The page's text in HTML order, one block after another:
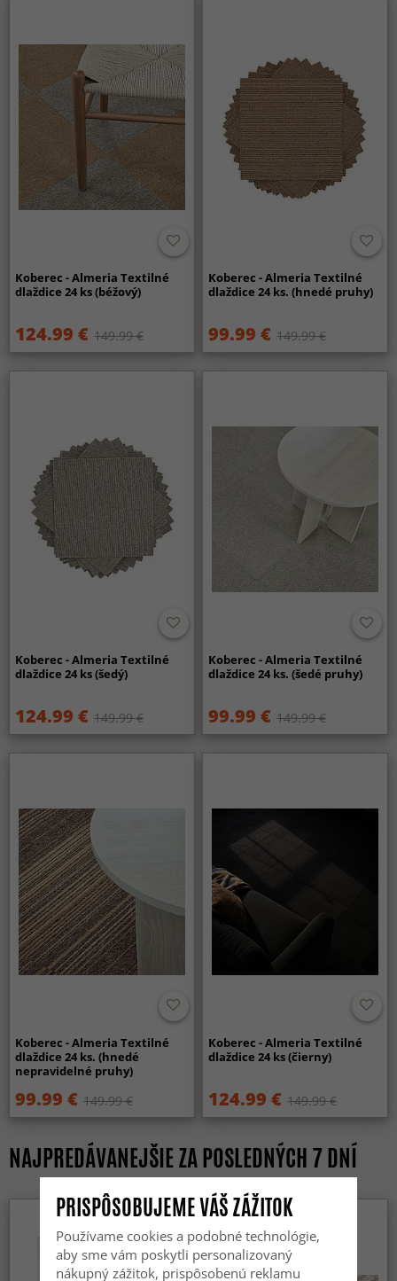
Koberec - Almeria Textilné
dlaždice 24 ks (béžový)
124.99 € 149.99 €
Koberec - Almeria Textilné
dlaždice 24 ks. (hnedé pruhy)
99.99 € 149.99 €
Koberec - Almeria Textilné
dlaždice 24 ks (šedý)
124.99 € 149.99 €
Koberec - Almeria Textilné
dlaždice 24 ks. (šedé pruhy)
99.99 € 149.99 €
Koberec - Almeria Textilné
dlaždice 24 ks. (hnedé
nepravidelné pruhy)
99.99 € 149.99 €
Koberec - Almeria Textilné
dlaždice 24 ks (čierny)
124.99 € 149.99 €
NAJPREDÁVANEJŠIE ZA POSLEDNÝCH 7 DNÍ
PRISPÔSOBUJEME VÁŠ ZÁŽITOK
Používame cookies a podobné technológie,
aby sme vám poskytli personalizovaný
nákupný zážitok, prispôsobenú reklamu